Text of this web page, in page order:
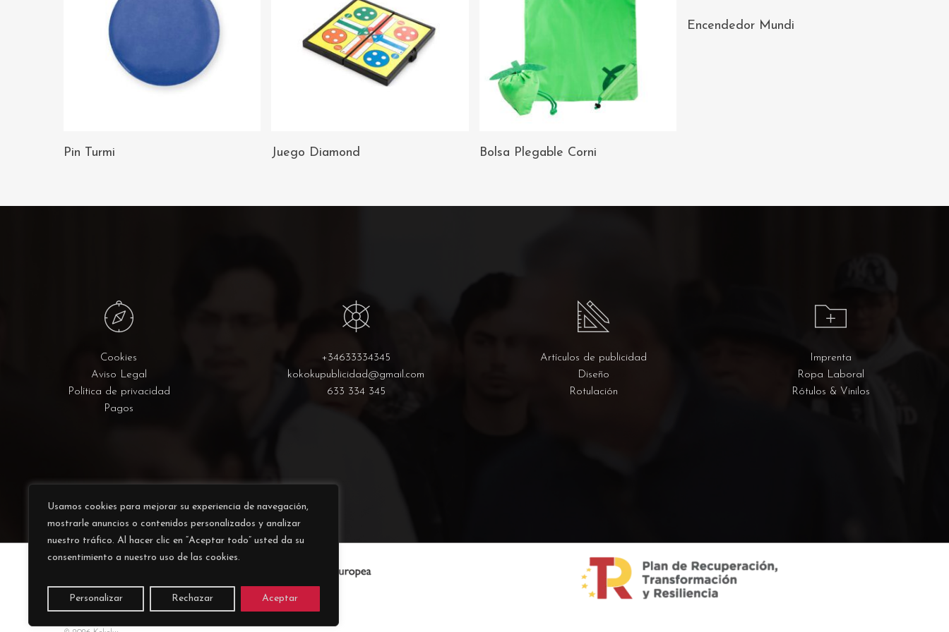
Usamos cookies para mejorar su experiencia de navegación,
mostrarle anuncios o contenidos personalizados y analizar
nuestro tráfico. Al hacer clic en “Aceptar todo” usted da su
consentimiento a nuestro uso de las cookies.
Personalizar Rechazar Aceptar
Pin Turmi
AÑADIR AL
Juego Diamond
AÑADIR AL
Bolsa Plegable Corni
AÑADIR AL
Encendedor Mundi
Cookies
Aviso Legal
Política de privacidad
Pagos
+34633334345
kokokupublicidad@gmail.com
633 334 345
Artículos de publicidad
Diseño
Rotulación
Imprenta
Ropa Laboral
Rótulos & Vinilos